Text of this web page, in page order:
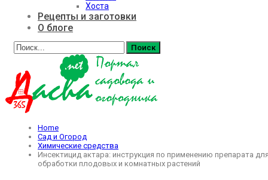
Хоста
Рецепты и заготовки
О блоге
Home
Сад и Огород
Химические средства
Инсектицид актара: инструкция по применению препарата
обработки плодовых и комнатных растений